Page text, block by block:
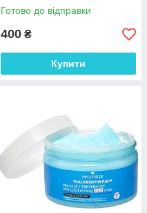
Scrubber 250 г
Готово до відправки
400 ₴
Купити